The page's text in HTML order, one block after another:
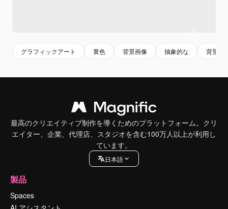
グラフィックアート 黄色 背景画像 抽象的な 背景グ
最高のクリエイティブ制作を導くためのプラットフォーム。クリ
エイター、企業、代理店、スタジオを含む100万人以上が利用し
ています。
日本語
製品
Spaces